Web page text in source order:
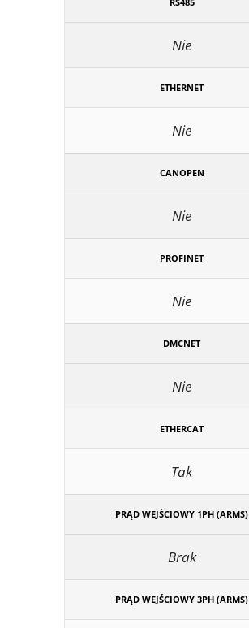
Nie
ETHERNET
Nie
CANOPEN
Nie
PROFINET
Nie
DMCNET
Nie
ETHERCAT
Tak
PRĄD WEJŚCIOWY 1PH (ARMS)
Brak
PRĄD WEJŚCIOWY 3PH (ARMS)